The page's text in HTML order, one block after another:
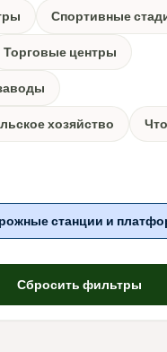
Спортивные
Торговые центры
хозяйство
станции и
Сбросить фильтры